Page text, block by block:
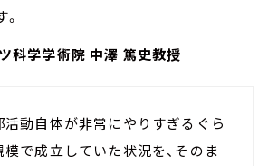
科学学術院 中澤 篤史教授
活動自体が非常にやりすぎるぐら
模で成立していた状況を、そのま